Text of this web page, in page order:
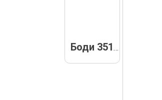
Боди 3515